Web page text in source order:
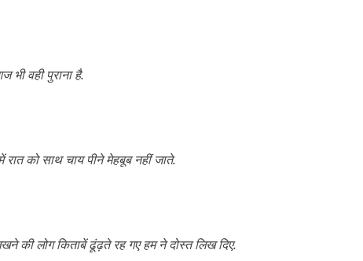
भी वही पुराना है.
को साथ चाय पीने मेहबूब नहीं जाते.
की लोग किताबें ढूंढ़ते रह गए हम ने दोस्त लिख दिए.